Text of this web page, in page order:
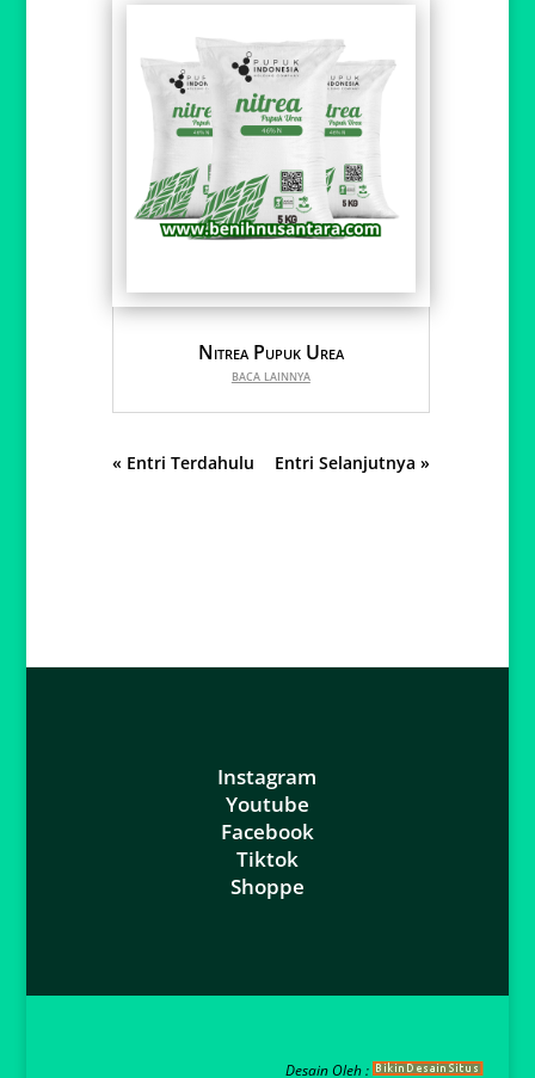
Nitrea Pupuk Urea
baca lainnya
« Entri Terdahulu Entri Selanjutnya »
Instagram
Youtube
Facebook
Tiktok
Shoppe
Desain Oleh :